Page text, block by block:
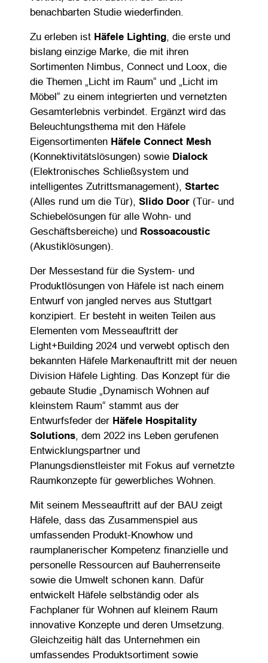
benachbarten Studie wiederfinden.
Zu erleben ist Häfele Lighting , die erste und
bislang einzige Marke, die mit ihren
Sortimenten Nimbus, Connect und Loox, die
die Themen „Licht im Raum“ und „Licht im
Möbel“ zu einem integrierten und vernetzten
Gesamterlebnis verbindet. Ergänzt wird das
Beleuchtungsthema mit den Häfele
Eigensortimenten Häfele Connect Mesh
(Konnektivitätslösungen) sowie Dialock
(Elektronisches Schließsystem und
intelligentes Zutrittsmanagement),Startec
(Alles rund um die Tür),Slido Door (Tür- und
Schiebelösungen für alle Wohn- und
Geschäftsbereiche) und Rossoacoustic
(Akustiklösungen).
Der Messestand für die System- und
Produktlösungen von Häfele ist nach einem
Entwurf von jangled nerves aus Stuttgart
konzipiert. Er besteht in weiten Teilen aus
Elementen vom Messeauftritt der
Light+Building 2024 und verwebt optisch den
bekannten Häfele Markenauftritt mit der neuen
Division Häfele Lighting. Das Konzept für die
gebaute Studie „Dynamisch Wohnen auf
kleinstem Raum“ stammt aus der
Entwurfsfeder der Häfele Hospitality
Solutions , dem 2022 ins Leben gerufenen
Entwicklungspartner und
Planungsdienstleister mit Fokus auf vernetzte
Raumkonzepte für gewerbliches Wohnen.
Mit seinem Messeauftritt auf der BAU zeigt
Häfele, dass das Zusammenspiel aus
umfassenden Produkt-Knowhow und
raumplanerischer Kompetenz finanzielle und
personelle Ressourcen auf Bauherrenseite
sowie die Umwelt schonen kann. Dafür
entwickelt Häfele selbständig oder als
Fachplaner für Wohnen auf kleinem Raum
innovative Konzepte und deren Umsetzung.
Gleichzeitig hält das Unternehmen ein
umfassendes Produktsortiment sowie